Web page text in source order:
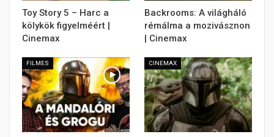
Toy Story 5 – Harc a
kölykök figyelméért |
Cinemax
Backrooms: A világháló
rémálma a mozivásznon
| Cinemax
FILMES CINEMAX